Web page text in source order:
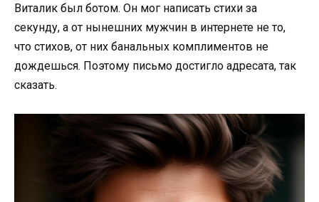
Виталик был ботом. Он мог написать стихи за
секунду, а от нынешних мужчин в интернете не то,
что стихов, от них банальных комплиментов не
дождешься. Поэтому письмо достигло адресата, так
сказать.